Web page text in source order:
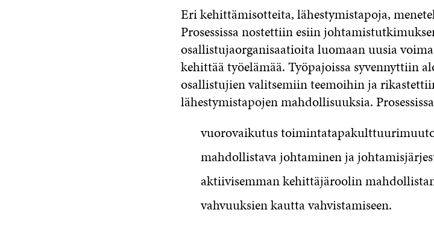
Eri kehittämisotteita, lähestymistapoja,
Prosessissa nostettiin esiin
osallistujaorganisaatioita luomaan uusia
kehittää työelämää. Työpajoissa syvennyttiin
osallistujien valitsemiin teemoihin ja
lähestymistapojen mahdollisuuksia.
vuorovaikutus
mahdollistava johtaminen ja
aktiivisemman kehittäjäroolin
vahvuuksien kautta vahvistamiseen.